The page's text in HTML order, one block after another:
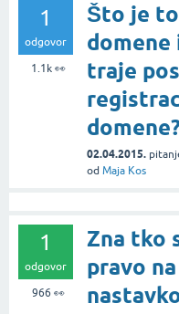
1
odgovor
1.1k👀
Što je
traje
02.04.2015.
od Maja Kos
1
odgovor
966 👀
Zna tko
pravo